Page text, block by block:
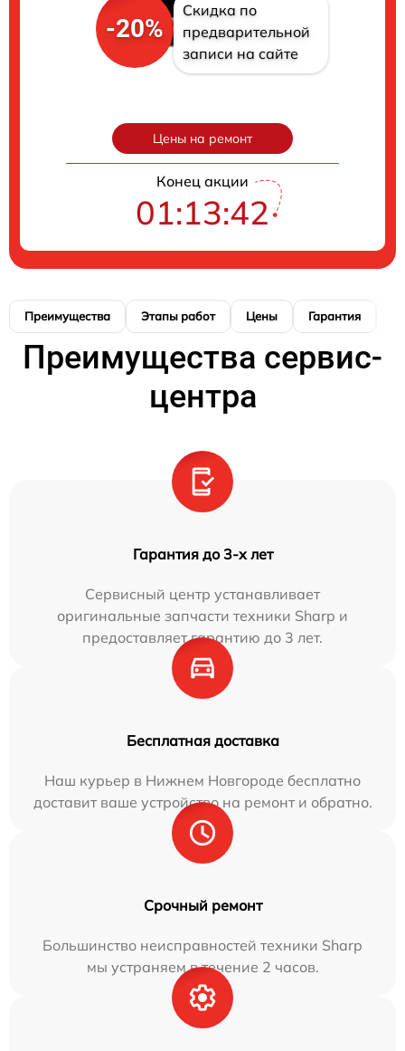
-20%
Скидка по
предварительной
записи на сайте
Цены на ремонт
Конец акции
01:13:41
Преимущества Этапы работ Цены Гарантия
Преимущества сервис-
центра
Гарантия до 3-х лет
Сервисный центр устанавливает
оригинальные запчасти техники Sharp и
предоставляет гарантию до 3 лет.
Бесплатная доставка
Наш курьер в Нижнем Новгороде бесплатно
доставит ваше устройство на ремонт и обратно.
Срочный ремонт
Большинство неисправностей техники Sharp
мы устраняем в течение 2 часов.